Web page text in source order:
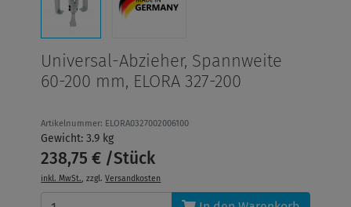
Universal-Abzieher, Spannweite
60-200 mm, ELORA 327-200
Artikelnummer: ELORA0327002006100
Gewicht: 3.9 kg
238,75 € /Stück
inkl. MwSt., zzgl.Versandkosten